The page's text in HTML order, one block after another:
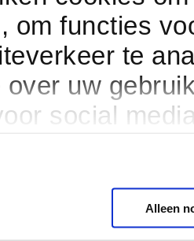
om functies
te
over uw
social
Alleen